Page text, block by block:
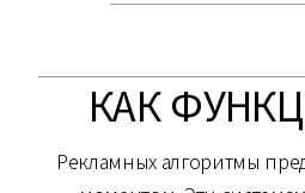
КАК
Рекламных алгоритмы